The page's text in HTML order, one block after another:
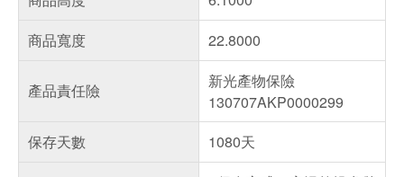
商品寬度
22.8000
產品責任險
新光產物保險
130707AKP0000299
保存天數
1080天